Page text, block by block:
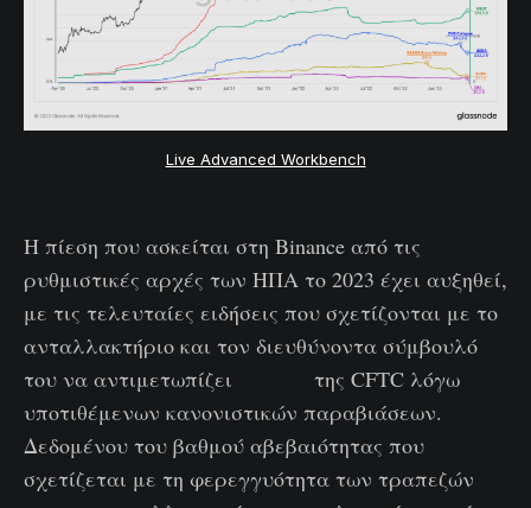
Live Advanced Workbench
Η πίεση που ασκείται στη Binance από τις
ρυθμιστικές αρχές των ΗΠΑ το 2023 έχει αυξηθεί,
με τις τελευταίες ειδήσεις που σχετίζονται με το
ανταλλακτήριο και τον διευθύνοντα σύμβουλό
του να αντιμετωπίζει
της CFTC λόγω
υποτιθέμενων κανονιστικών παραβιάσεων.
Δεδομένου του βαθμού αβεβαιότητας που
σχετίζεται με τη φερεγγυότητα των τραπεζών